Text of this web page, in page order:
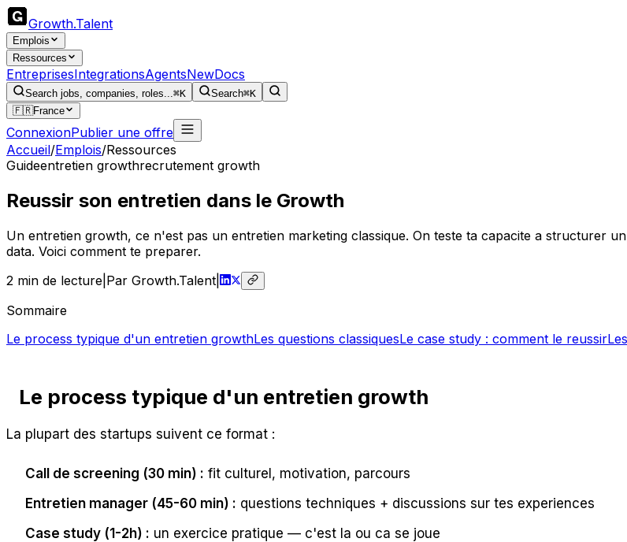
Growth.Talent
Emplois
Ressources
EntreprisesIntegrationsAgentsNewDocs
Search jobs, companies, roles...⌘K Search⌘K
🇫🇷France
ConnexionPublier une offre
Accueil/Emplois/Ressources
Guideentretien growthrecrutement growth
Reussir son entretien dans le Growth
Un entretien growth, ce n'est pas un entretien marketing classique. On teste ta capacite a structurer
data. Voici comment te preparer.
2 min de lecture Par Growth.Talent
Sommaire
Le process typique d'un entretien growthLes questions classiquesLe case study : comment le reussir
Le process typique d'un entretien growth
La plupart des startups suivent ce format :
Call de screening (30 min) : fit culturel, motivation, parcours
Entretien manager (45-60 min) : questions techniques + discussions sur tes experiences
Case study (1-2h) : un exercice pratique — c'est la ou ca se joue